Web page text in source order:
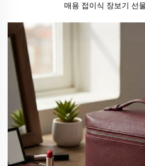
매용 접이식 장보기 선